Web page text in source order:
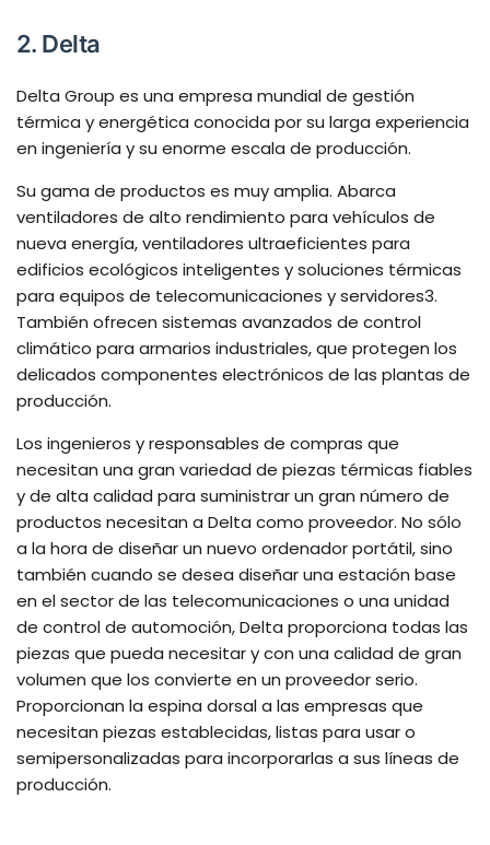
2. Delta
Delta Group es una empresa mundial de gestión
térmica y energética conocida por su larga experiencia
en ingeniería y su enorme escala de producción.
Su gama de productos es muy amplia. Abarca
ventiladores de alto rendimiento para vehículos de
nueva energía, ventiladores ultraeficientes para
edificios ecológicos inteligentes y soluciones térmicas
para equipos de telecomunicaciones y servidores3.
También ofrecen sistemas avanzados de control
climático para armarios industriales, que protegen los
delicados componentes electrónicos de las plantas de
producción.
Los ingenieros y responsables de compras que
necesitan una gran variedad de piezas térmicas fiables
y de alta calidad para suministrar un gran número de
productos necesitan a Delta como proveedor. No sólo
a la hora de diseñar un nuevo ordenador portátil, sino
también cuando se desea diseñar una estación base
en el sector de las telecomunicaciones o una unidad
de control de automoción, Delta proporciona todas las
piezas que pueda necesitar y con una calidad de gran
volumen que los convierte en un proveedor serio.
Proporcionan la espina dorsal a las empresas que
necesitan piezas establecidas, listas para usar o
semipersonalizadas para incorporarlas a sus líneas de
producción.